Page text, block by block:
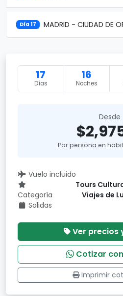
Día 17 MADRID - CIUDAD DE
17
Días
16
Noches
Desde
Por persona en
Vuelo incluido
Categoría
Tours
Viajes de
Salidas
Ver precios
Cotizar
Imprimir